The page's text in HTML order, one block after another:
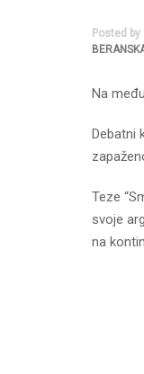
Posted by
Na
Debatni
Teze
svoje
na